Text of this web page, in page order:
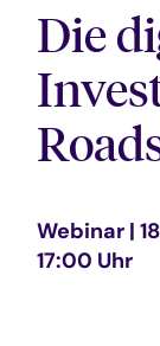
Die
Webinar |
17:00 Uhr